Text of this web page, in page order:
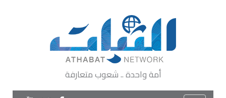
أمة واحدة .. شعوب متعارفة